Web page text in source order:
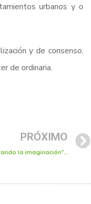
urbanos y o
y de consenso,
de ordinaria.
PRÓXIMO
“Capturando la imaginación” y “Villa, vive, sigue la leyenda”